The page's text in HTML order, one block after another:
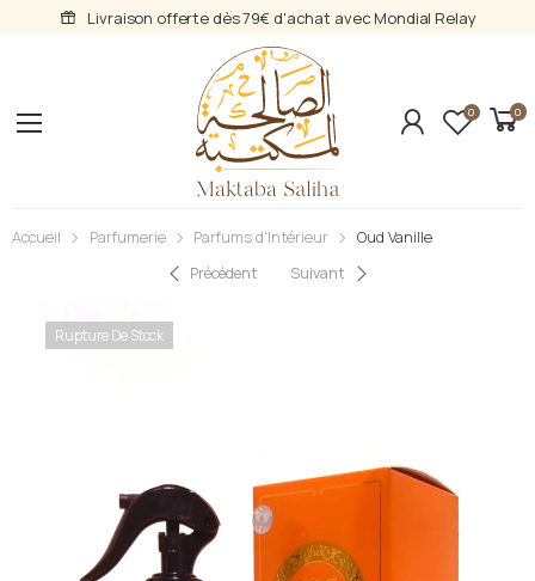
Livraison offerte dès 79€ d'achat avec Mondial Relay
0 0
Accueil Parfumerie Parfums d'Intérieur
Oud Vanille
Précédent
Suivant
Rupture De Stock